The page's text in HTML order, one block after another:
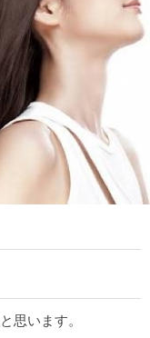
思います。